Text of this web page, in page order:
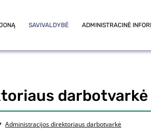
SAVIVALDYBĖ ADMINISTRACINĖ
darbotvarkė
Administracijos direktoriaus darbotvarkė